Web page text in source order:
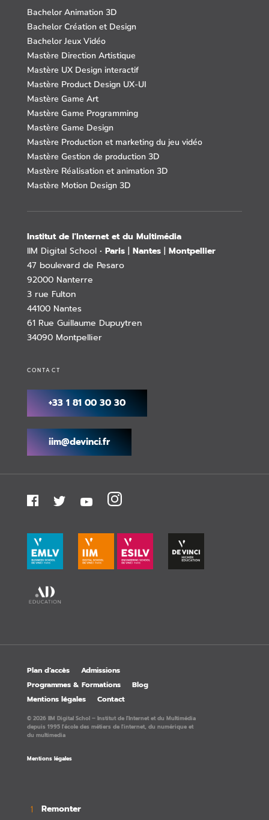
Bachelor Animation 3D
Bachelor Création et Design
Bachelor Jeux Vidéo
Mastère Direction Artistique
Mastère UX Design interactif
Mastère Product Design UX-UI
Mastère Game Art
Mastère Game Programming
Mastère Game Design
Mastère Production et marketing du jeu vidéo
Mastère Gestion de production 3D
Mastère Réalisation et animation 3D
Mastère Motion Design 3D
Institut de l'Internet et du Multimédia
IIM Digital School • Paris | Nantes | Montpellier
47 boulevard de Pesaro
92000 Nanterre
3 rue Fulton
44100 Nantes
61 Rue Guillaume Dupuytren
34090 Montpellier
CONTACT
+33 1 81 00 30 30
iim@devinci.fr
Plan d’accès
Admissions
Programmes & Formations
Blog
Mentions légales
Contact
© 2026 IIM Digital Schol – Institut de l'Internet et du Multimédia
depuis 1995 l'école des métiers de l'internet, du numérique et
du multimedia
Mentions légales
→ Remonter